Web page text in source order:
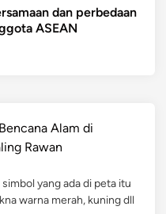
dan perbedaan
ASEAN
Alam di
Rawan
yang ada di peta itu
warna merah, kuning dll